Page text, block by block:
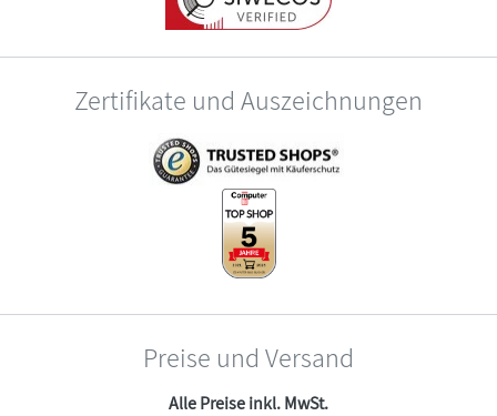
Zertifikate und Auszeichnungen
Preise und Versand
Alle Preise inkl. MwSt.